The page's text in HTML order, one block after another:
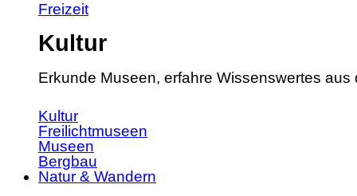
Freizeit
Kultur
Erkunde Museen, erfahre Wissenswertes
Kultur
Freilichtmuseen
Museen
Bergbau
Natur & Wandern